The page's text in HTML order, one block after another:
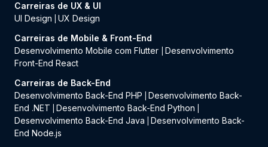
Carreiras de UX & UI
UI Design
UX Design
Carreiras de Mobile & Front-End
Desenvolvimento Mobile com Flutter
Desenvolvimento
Front-End React
Carreiras de Back-End
Desenvolvimento Back-End PHP
Desenvolvimento Back-
End .NET
Desenvolvimento Back-End Python
Desenvolvimento Back-End Java
Desenvolvimento Back-
End Node.js